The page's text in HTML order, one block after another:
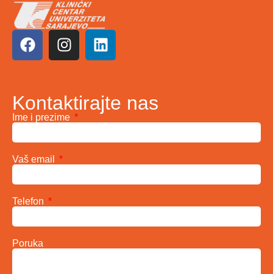
Kontaktirajte nas
Ime i prezime
Vaš email
Telefon
Poruka